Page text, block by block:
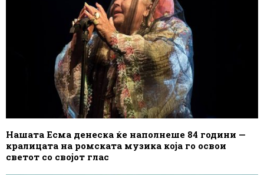
Нашата Есма денеска ќе наполнеше 84 години —
кралицата на ромската музика која го освои
светот со својот глас